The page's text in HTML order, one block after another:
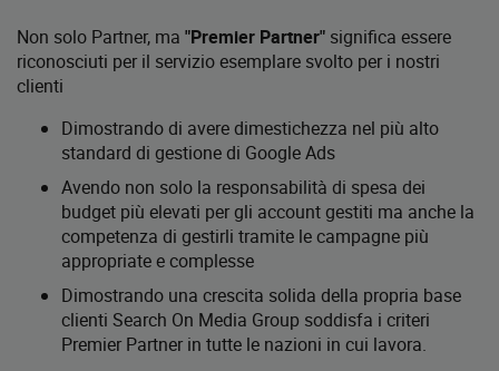
Non solo Partner, ma "Premier Partner" significa essere
riconosciuti per il servizio esemplare svolto per i nostri
clienti
Dimostrando di avere dimestichezza nel più alto
standard di gestione di Google Ads
Avendo non solo la responsabilità di spesa dei
budget più elevati per gli account gestiti ma anche la
competenza di gestirli tramite le campagne più
appropriate e complesse
Dimostrando una crescita solida della propria base
clienti Search On Media Group soddisfa i criteri
Premier Partner in tutte le nazioni in cui lavora.